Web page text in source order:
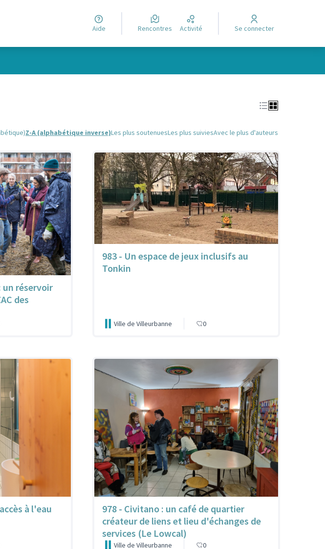
Aide Rencontres Activité Se connecter
Z-A (alphabétique inverse)Les plus soutenuesLes plus suiviesAvec le plus d'auteurs
un réservoir
des
983 - Un espace de jeux inclusifs au
Tonkin
Ville de Villeurbanne 0
à l'eau
978 - Civitano : un café de quartier
créateur de liens et lieu d'échanges de
services (Le Lowcal)
Ville de Villeurbanne 0